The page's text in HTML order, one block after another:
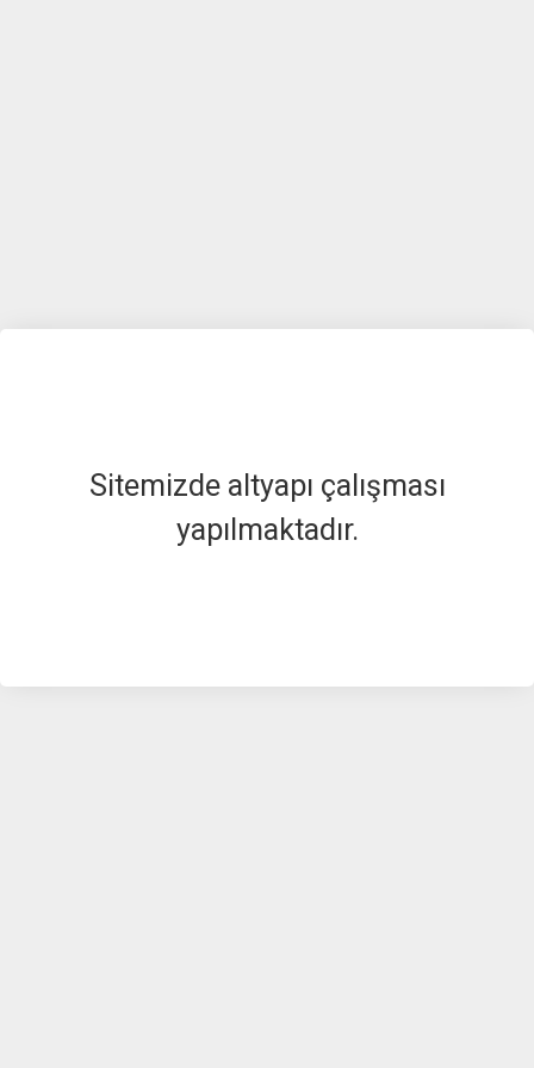
Sitemizde altyapı çalışması
yapılmaktadır.